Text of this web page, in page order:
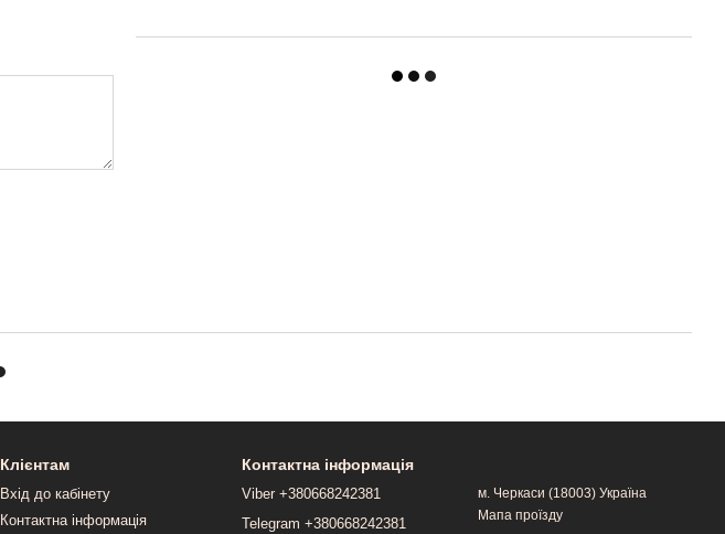
Клієнтам
Вхід до кабінету
Контактна інформація
Контактна інформація
Viber +380668242381
Telegram +380668242381
м. Черкаси (18003) Україна
Мапа проїзду